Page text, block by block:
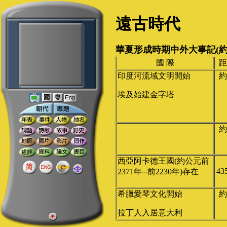
遠古時代
華夏形成時期中外大事記(
國 際
印度河流域文明開始
埃及始建金字塔
西亞阿卡德王國(約公元前
2371年─前2230年)存在
希臘愛琴文化開始
拉丁人入居意大利